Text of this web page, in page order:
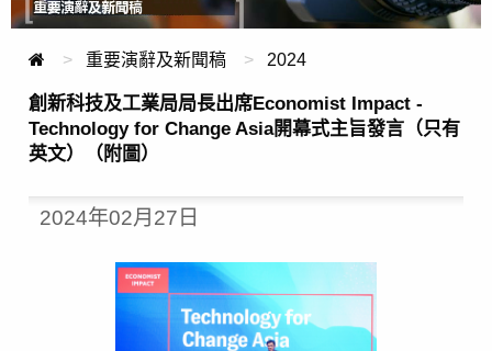
重要演辭及新聞稿 2024
創新科技及工業局局長出席Economist Impact -
Technology for Change Asia開幕式主旨發言（只有
英文）（附圖）
2024年02月27日